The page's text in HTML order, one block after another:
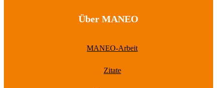
Über MANEO
MANEO-Arbeit
Zitate